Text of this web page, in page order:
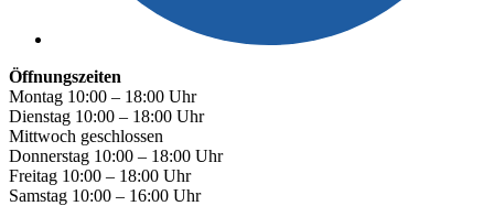
Öffnungszeiten
Montag 10:00 – 18:00 Uhr
Dienstag 10:00 – 18:00 Uhr
Mittwoch geschlossen
Donnerstag 10:00 – 18:00 Uhr
Freitag 10:00 – 18:00 Uhr
Samstag 10:00 – 16:00 Uhr